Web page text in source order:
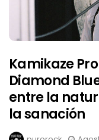
Kamikaze
Diamond
entre la
la sanación